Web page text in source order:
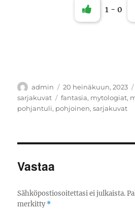
1 - 0
Kirjoittaja
admin Julkaistu
20 heinäkuun, 2023
sarjakuvat
Avainsanat
fantasia, mytologiat,
pohjantuli, pohjoinen,sarjakuvat
Vastaa
Sähköpostiosoitettasi ei julkaista.
merkitty*